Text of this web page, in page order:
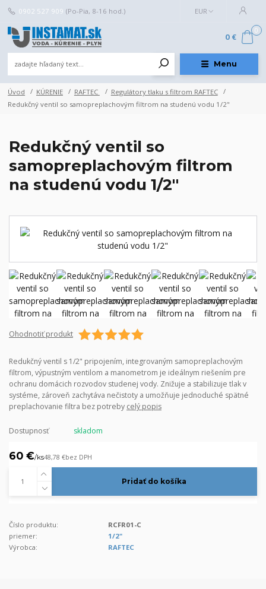
Menu
EUR
0902 527 909 (Po-Pia, 8-16 hod.)
0
0 €
Úvod KÚRENIE RAFTEC
Regulátory tlaku s filtrom RAFTEC
Redukčný ventil so samopreplachovým filtrom na studenú vodu 1/2"
Redukčný ventil so
samopreplachovým filtrom
na studenú vodu 1/2"
Ohodnotiť produkt
Redukčný ventil s 1/2" pripojením, integrovaným samopreplachovým
filtrom, výpustným ventilom a manometrom je ideálnym riešením pre
ochranu domácich rozvodov studenej vody. Znižuje a stabilizuje tlak v
systéme, zároveň zachytáva nečistoty a umožňuje jednoduché spätné
preplachovanie filtra bez potreby celý popis
Dostupnosť skladom
60 €/ks48,78 €bez DPH
Pridať do košíka
Číslo produktu:
RCFR01-C
priemer:
1/2"
Výrobca:
RAFTEC